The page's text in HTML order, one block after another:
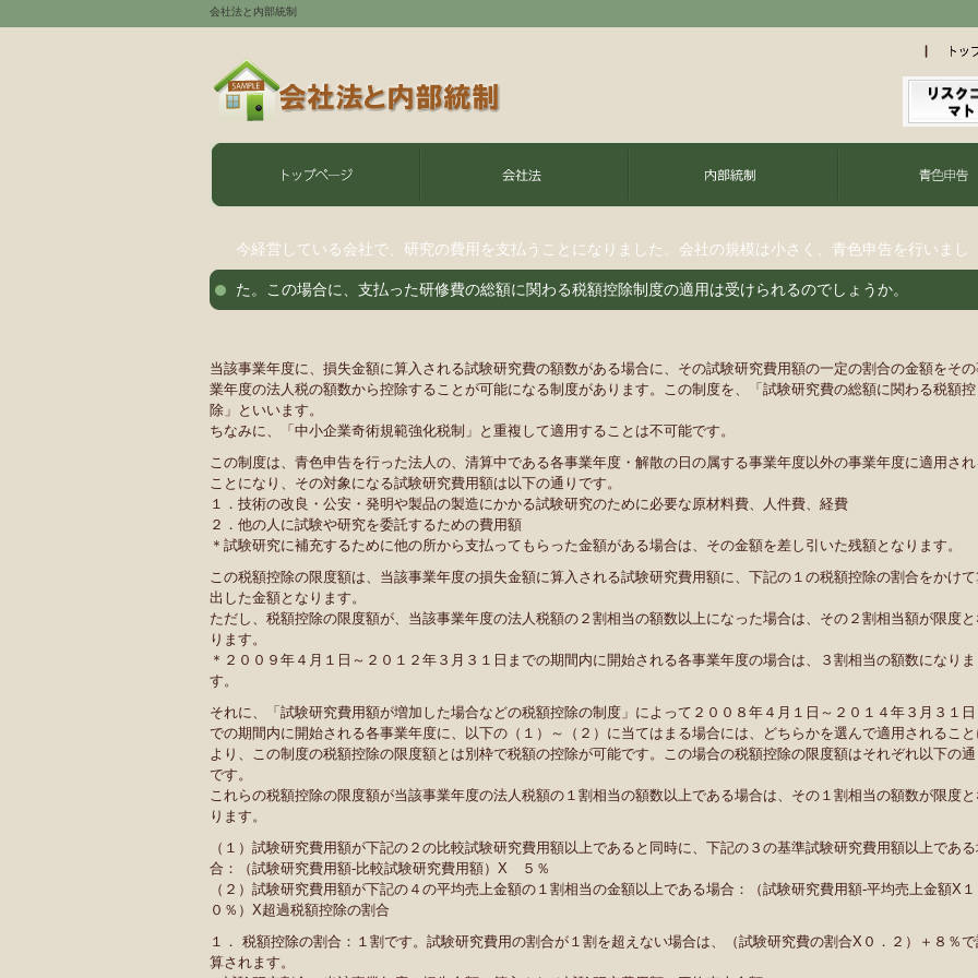
会社法と内部統制
今経営している会社で、研究の費用を支払うことになりました。会社の規模は小さく、青色申告を行いまし
た。この場合に、支払った研修費の総額に関わる税額控除制度の適用は受けられるのでしょうか。
当該事業年度に、損失金額に算入される試験研究費の額数がある場合に、その試験研究費用額の一定の割合の金額をそ
業年度の法人税の額数から控除することが可能になる制度があります。この制度を、「試験研究費の総額に関わる税額控
除」といいます。
ちなみに、「中小企業奇術規範強化税制」と重複して適用することは不可能です。
この制度は、青色申告を行った法人の、清算中である各事業年度・解散の日の属する事業年度以外の事業年度に適用され
ことになり、その対象になる試験研究費用額は以下の通りです。
１．技術の改良・公安・発明や製品の製造にかかる試験研究のために必要な原材料費、人件費、経費
２．他の人に試験や研究を委託するための費用額
＊試験研究に補充するために他の所から支払ってもらった金額がある場合は、その金額を差し引いた残額となります。
この税額控除の限度額は、当該事業年度の損失金額に算入される試験研究費用額に、下記の１の税額控除の割合をかけ
出した金額となります。
ただし、税額控除の限度額が、当該事業年度の法人税額の２割相当の額数以上になった場合は、その２割相当額が限度と
ります。
＊２００９年４月１日～２０１２年３月３１日までの期間内に開始される各事業年度の場合は、３割相当の額数になりま
す。
それに、「試験研究費用額が増加した場合などの税額控除の制度」によって２００８年４月１日～２０１４年３月３１日
での期間内に開始される各事業年度に、以下の（１）～（２）に当てはまる場合には、どちらかを選んで適用されること
より、この制度の税額控除の限度額とは別枠で税額の控除が可能です。この場合の税額控除の限度額はそれぞれ以下の通
です。
これらの税額控除の限度額が当該事業年度の法人税額の１割相当の額数以上である場合は、その１割相当の額数が限度と
ります。
（１）試験研究費用額が下記の２の比較試験研究費用額以上であると同時に、下記の３の基準試験研究費用額以上であ
合：（試験研究費用額‐比較試験研究費用額）X ５％
（２）試験研究費用額が下記の４の平均売上金額の１割相当の金額以上である場合：（試験研究費用額‐平均売上金額X１
０％）X超過税額控除の割合
１． 税額控除の割合：１割です。試験研究費用の割合が１割を超えない場合は、（試験研究費の割合X０．２）＋８％
算されます。